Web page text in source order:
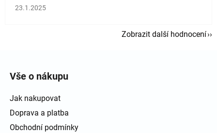
Hodnocení obchodu je 5 z 5 hvězdiček.
23.1.2025
Zobrazit další hodnocení
Vše o nákupu
Jak nakupovat
Doprava a platba
Obchodní podmínky